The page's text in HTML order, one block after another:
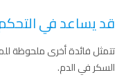
قد يساعد في
تتمثل فائدة أخرى ملحوظة
السكر في الدم.